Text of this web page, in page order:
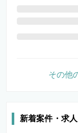
その他
新着案件・求人